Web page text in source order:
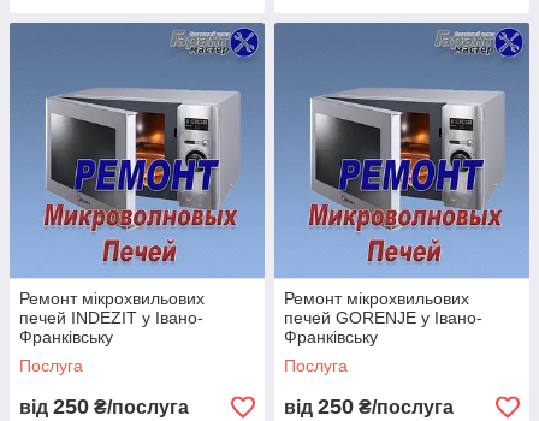
Ремонт мікрохвильових
печей INDEZIT у Івано-
Франківську
Послуга
від 250 ₴/послуга
Ремонт мікрохвильових
печей GORENJE у Івано-
Франківську
Послуга
від 250 ₴/послуга